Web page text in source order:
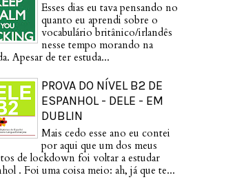
Esses dias eu tava pensando no
quanto eu aprendi sobre o
vocabulário britânico/irlandês
nesse tempo morando na
Apesar de ter estuda...
PROVA DO NÍVEL B2 DE
ESPANHOL - DELE - EM
DUBLIN
Mais cedo esse ano eu contei
por aqui que um dos meus
de lockdown foi voltar a estudar
. Foi uma coisa meio: ah, já que te...